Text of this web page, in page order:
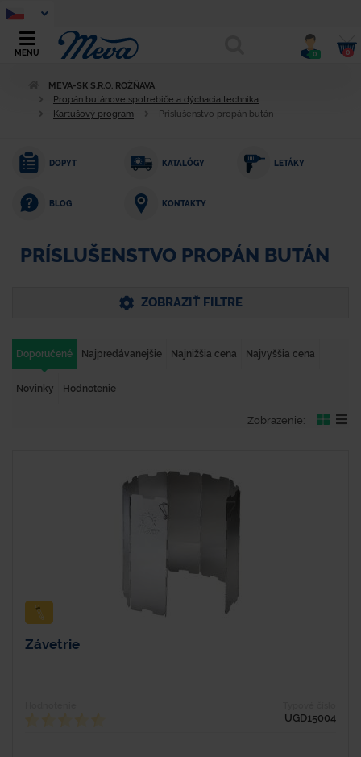
MENU 0 0
MEVA-SK S.R.O. ROŽŇAVA
Propán butánove spotrebiče a dýchacia technika
Kartušový program
Príslušenstvo propán bután
DOPYT KATALÓGY LETÁKY
BLOG KONTAKTY
PRÍSLUŠENSTVO PROPÁN BUTÁN
ZOBRAZIŤ FILTRE
Doporučené Najpredávanejšie Najnižšia cena Najvyššia cena
Novinky Hodnotenie
Zobrazenie:
Závetrie
UGD15004